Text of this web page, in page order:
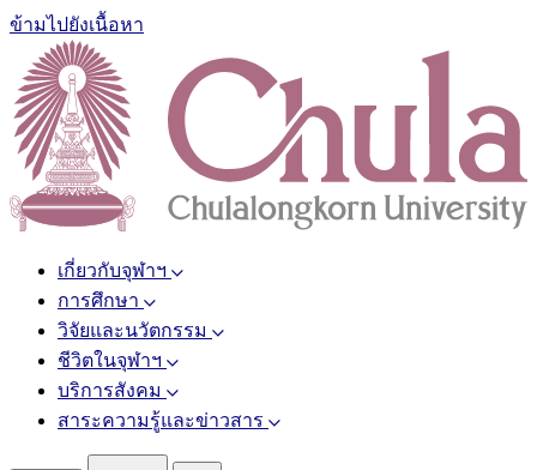
ข้ามไปยังเนื้อหา
เกี่ยวกับจุฬาฯ
การศึกษา
วิจัยและนวัตกรรม
ชีวิตในจุฬาฯ
บริการสังคม
สาระความรู้และข่าวสาร